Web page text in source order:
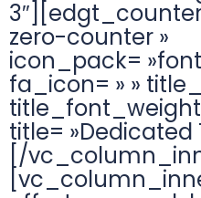
zero-counter »
icon_pack=
fa_icon= » »
title= »Dedicated
[/